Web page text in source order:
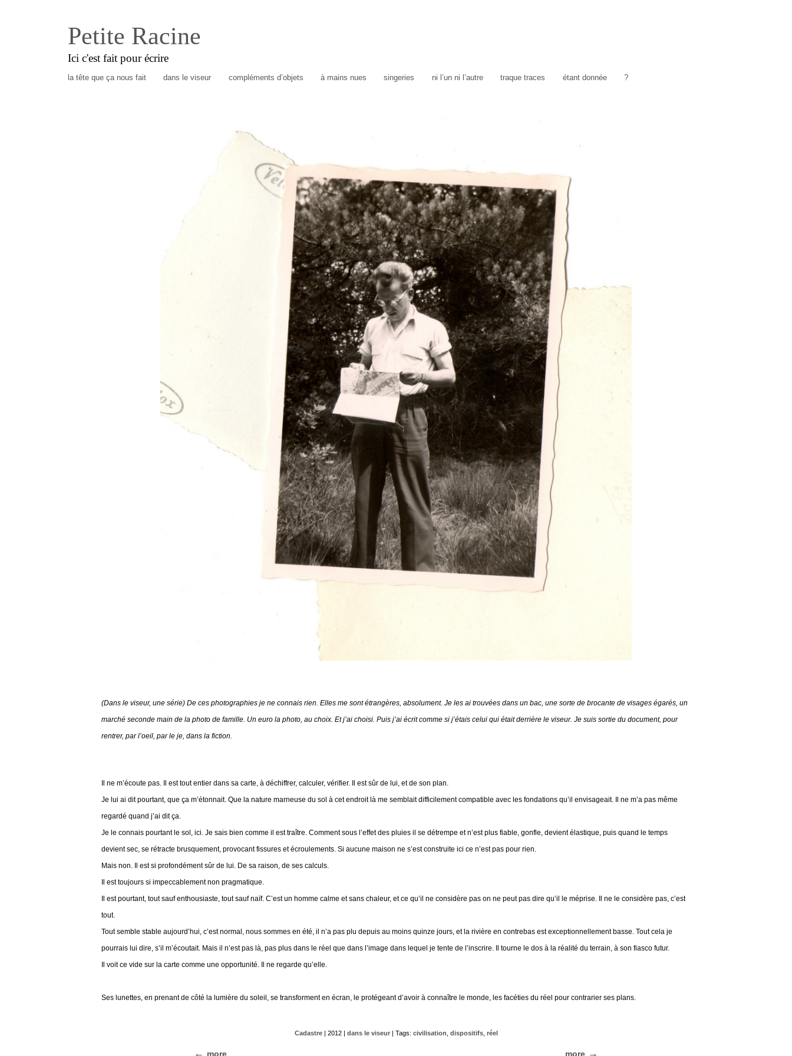
Petite Racine
Ici c'est fait pour écrire
la tête que ça nous fait dans le viseur compléments d’objets à mains nues singeries ni l’un ni l’autre traque traces étant donnée ?
(Dans le viseur, une série) De ces photographies je ne connais rien. Elles me sont étrangères, absolument. Je les ai trouvées dans un bac, une sorte de brocante de visages égarés, un
marché seconde main de la photo de famille. Un euro la photo, au choix. Et j’ai choisi. Puis j’ai écrit comme si j’étais celui qui était derrière le viseur. Je suis sortie du document, pour
rentrer, par l’oeil, par le je, dans la fiction.
Il ne m’écoute pas. Il est tout entier dans sa carte, à déchiffrer, calculer, vérifier. Il est sûr de lui, et de son plan.
Je lui ai dit pourtant, que ça m’étonnait. Que la nature marneuse du sol à cet endroit là me semblait difficilement compatible avec les fondations qu’il envisageait. Il ne m’a pas même
regardé quand j’ai dit ça.
Je le connais pourtant le sol, ici. Je sais bien comme il est traître. Comment sous l’effet des pluies il se détrempe et n’est plus fiable, gonfle, devient élastique, puis quand le temps
devient sec, se rétracte brusquement, provocant fissures et écroulements. Si aucune maison ne s’est construite ici ce n’est pas pour rien.
Mais non. Il est si profondément sûr de lui. De sa raison, de ses calculs.
Il est toujours si impeccablement non pragmatique.
Il est pourtant, tout sauf enthousiaste, tout sauf naïf. C’est un homme calme et sans chaleur, et ce qu’il ne considère pas on ne peut pas dire qu’il le méprise. Il ne le considère pas, c’est
tout.
Tout semble stable aujourd’hui, c’est normal, nous sommes en été, il n’a pas plu depuis au moins quinze jours, et la rivière en contrebas est exceptionnellement basse. Tout cela je
pourrais lui dire, s’il m’écoutait. Mais il n’est pas là, pas plus dans le réel que dans l’image dans lequel je tente de l’inscrire. Il tourne le dos à la réalité du terrain, à son fiasco futur.
Il voit ce vide sur la carte comme une opportunité. Il ne regarde qu’elle.
Ses lunettes, en prenant de côté la lumière du soleil, se transforment en écran, le protégeant d’avoir à connaître le monde, les facéties du réel pour contrarier ses plans.
Cadastre| 2012 | dans le viseur| Tags: civilisation dispositifs, réel
more
more